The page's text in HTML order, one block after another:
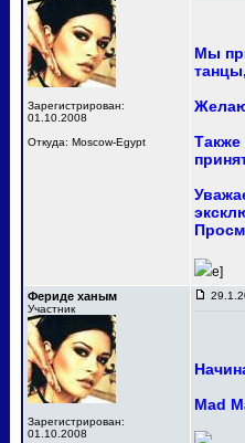
Зарегистрирован:
01.10.2008
Откуда: Moscow-Egypt
Мы
e]
Фериде ханым
Участник
Зарегистрирован:
01.10.2008
Mad